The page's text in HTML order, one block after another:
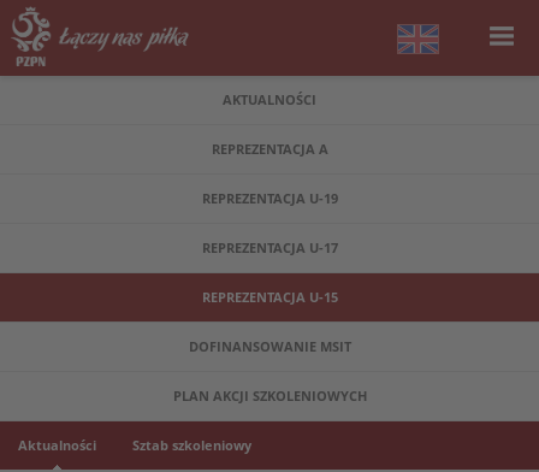
AKTUALNOŚCI
REPREZENTACJA A
REPREZENTACJA U-19
REPREZENTACJA U-17
REPREZENTACJA U-15
DOFINANSOWANIE MSIT
PLAN AKCJI SZKOLENIOWYCH
Aktualności Sztab szkoleniowy